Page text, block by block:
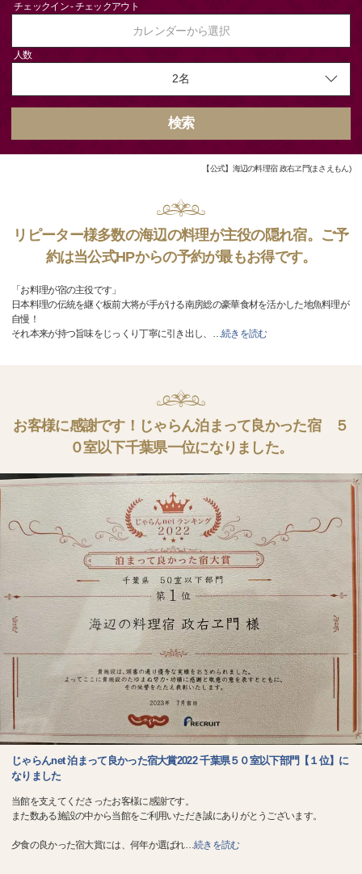
チェックイン - チェックアウト
カレンダーから選択
人数
検索
【公式】海辺の料理宿 政右ヱ門(まさえもん)
リピーター様多数の海辺の料理が主役の隠れ宿。ご予
約は当公式HPからの予約が最もお得です。
「お料理が宿の主役です」
日本料理の伝統を継ぐ板前大将が手がける南房総の豪華食材を活かした地魚料理が
自慢！
それ本来が持つ旨味をじっくり丁寧に引き出し、 …続きを読む
お客様に感謝です！じゃらん泊まって良かった宿 ５
０室以下千葉県一位になりました。
じゃらんnet 泊まって良かった宿大賞2022 千葉県５０室以下部門【１位】に
なりました
当館を支えてくださったお客様に感謝です。
また数ある施設の中から当館をご利用いただき誠にありがとうございます。
夕食の良かった宿大賞には、何年か選ばれ…続きを読む